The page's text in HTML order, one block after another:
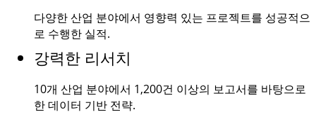
다양한 산업 분야에서 영향력 있는 프로젝트를 성공적으
로 수행한 실적.
강력한 리서치
10개 산업 분야에서 1,200건 이상의 보고서를 바탕으로
한 데이터 기반 전략.